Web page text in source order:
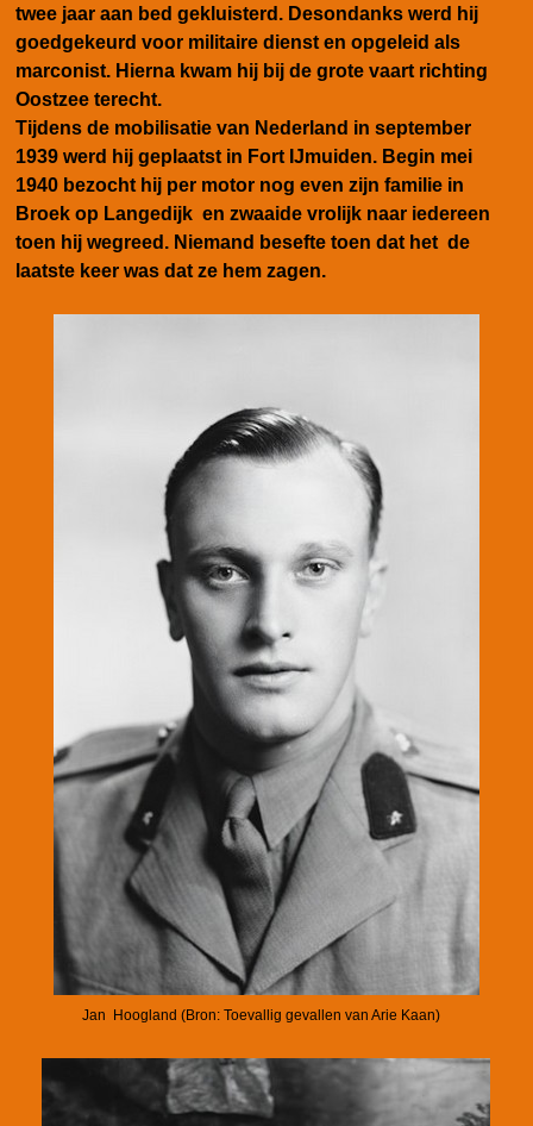
twee jaar aan bed gekluisterd. Desondanks werd hij
goedgekeurd voor militaire dienst en opgeleid als
marconist. Hierna kwam hij bij de grote vaart richting
Oostzee terecht.
Tijdens de mobilisatie van Nederland in september
1939 werd hij geplaatst in Fort IJmuiden. Begin mei
1940 bezocht hij per motor nog even zijn familie in
Broek op Langedijk en zwaaide vrolijk naar iedereen
toen hij wegreed. Niemand besefte toen dat het de
laatste keer was dat ze hem zagen.
Jan Hoogland (Bron: Toevallig gevallen van Arie Kaan)